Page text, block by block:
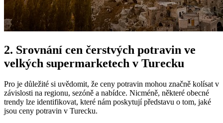
2. Srovnání cen čerstvých potravin ve
velkých supermarketech v Turecku
Pro je důležité si uvědomit, že ceny potravin mohou značně kolísat v
závislosti na regionu, sezóně a nabídce. Nicméně, některé obecné
trendy lze identifikovat, které nám poskytují představu o tom, jaké
jsou ceny potravin v Turecku.